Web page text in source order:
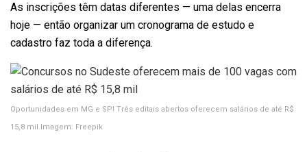
As inscrições têm datas diferentes — uma delas encerra
hoje — então organizar um cronograma de estudo e
cadastro faz toda a diferença.
Oportunidades em MG e SP! Três editais abertos oferecem salários de até R$
15,8 mil.Imagem: Freepik